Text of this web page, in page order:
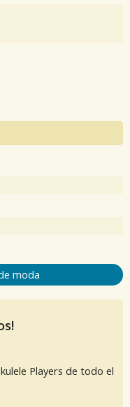
moda
Players de todo el